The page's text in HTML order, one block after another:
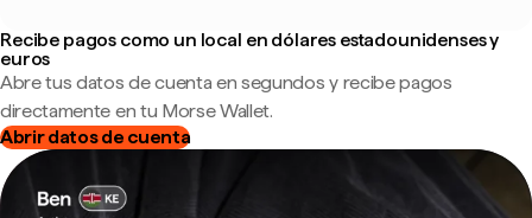
Recibe pagos como un local en dólares estadounidenses y
euros
Abre tus datos de cuenta en segundos y recibe pagos
directamente en tu Morse Wallet.
Abrir datos de cuenta